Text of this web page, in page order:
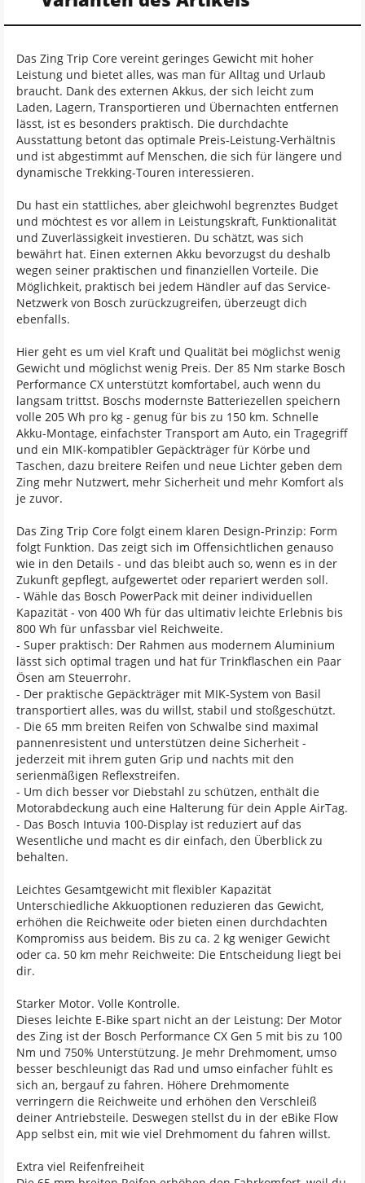
Das Zing Trip Core vereint geringes Gewicht mit hoher
Leistung und bietet alles, was man für Alltag und Urlaub
braucht. Dank des externen Akkus, der sich leicht zum
Laden, Lagern, Transportieren und Übernachten entfernen
lässt, ist es besonders praktisch. Die durchdachte
Ausstattung betont das optimale Preis-Leistung-Verhältnis
und ist abgestimmt auf Menschen, die sich für längere und
dynamische Trekking-Touren interessieren.
Du hast ein stattliches, aber gleichwohl begrenztes Budget
und möchtest es vor allem in Leistungskraft, Funktionalität
und Zuverlässigkeit investieren. Du schätzt, was sich
bewährt hat. Einen externen Akku bevorzugst du deshalb
wegen seiner praktischen und finanziellen Vorteile. Die
Möglichkeit, praktisch bei jedem Händler auf das Service-
Netzwerk von Bosch zurückzugreifen, überzeugt dich
ebenfalls.
Hier geht es um viel Kraft und Qualität bei möglichst wenig
Gewicht und möglichst wenig Preis. Der 85 Nm starke Bosch
Performance CX unterstützt komfortabel, auch wenn du
langsam trittst. Boschs modernste Batteriezellen speichern
volle 205 Wh pro kg - genug für bis zu 150 km. Schnelle
Akku-Montage, einfachster Transport am Auto, ein Tragegriff
und ein MIK-kompatibler Gepäckträger für Körbe und
Taschen, dazu breitere Reifen und neue Lichter geben dem
Zing mehr Nutzwert, mehr Sicherheit und mehr Komfort als
je zuvor.
Das Zing Trip Core folgt einem klaren Design-Prinzip: Form
folgt Funktion. Das zeigt sich im Offensichtlichen genauso
wie in den Details - und das bleibt auch so, wenn es in der
Zukunft gepflegt, aufgewertet oder repariert werden soll.
- Wähle das Bosch PowerPack mit deiner individuellen
Kapazität - von 400 Wh für das ultimativ leichte Erlebnis bis
800 Wh für unfassbar viel Reichweite.
- Super praktisch: Der Rahmen aus modernem Aluminium
lässt sich optimal tragen und hat für Trinkflaschen ein Paar
Ösen am Steuerrohr.
- Der praktische Gepäckträger mit MIK-System von Basil
transportiert alles, was du willst, stabil und stoßgeschützt.
- Die 65 mm breiten Reifen von Schwalbe sind maximal
pannenresistent und unterstützen deine Sicherheit -
jederzeit mit ihrem guten Grip und nachts mit den
serienmäßigen Reflexstreifen.
- Um dich besser vor Diebstahl zu schützen, enthält die
Motorabdeckung auch eine Halterung für dein Apple AirTag.
- Das Bosch Intuvia 100-Display ist reduziert auf das
Wesentliche und macht es dir einfach, den Überblick zu
behalten.
Leichtes Gesamtgewicht mit flexibler Kapazität
Unterschiedliche Akkuoptionen reduzieren das Gewicht,
erhöhen die Reichweite oder bieten einen durchdachten
Kompromiss aus beidem. Bis zu ca. 2 kg weniger Gewicht
oder ca. 50 km mehr Reichweite: Die Entscheidung liegt bei
dir.
Starker Motor. Volle Kontrolle.
Dieses leichte E-Bike spart nicht an der Leistung: Der Motor
des Zing ist der Bosch Performance CX Gen 5 mit bis zu 100
Nm und 750% Unterstützung. Je mehr Drehmoment, umso
besser beschleunigt das Rad und umso einfacher fühlt es
sich an, bergauf zu fahren. Höhere Drehmomente
verringern die Reichweite und erhöhen den Verschleiß
deiner Antriebsteile. Deswegen stellst du in der eBike Flow
App selbst ein, mit wie viel Drehmoment du fahren willst.
Extra viel Reifenfreiheit